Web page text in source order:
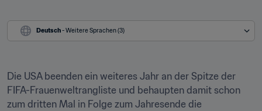
Deutsch - Weitere Sprachen (3)
Die USA beenden ein weiteres Jahr an der Spitze der
FIFA-Frauenweltrangliste und behaupten damit schon
zum dritten Mal in Folge zum Jahresende die